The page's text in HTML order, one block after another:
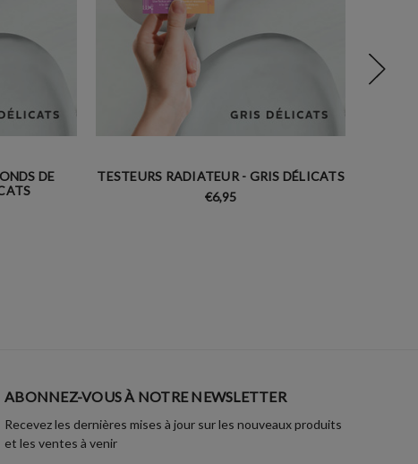
DE
TESTEURS RADIATEUR - GRIS DÉLICATS
€6,95
ABONNEZ-VOUS À NOTRE NEWSLETTER
Recevez les dernières mises à jour sur les nouveaux produits
et les ventes à venir